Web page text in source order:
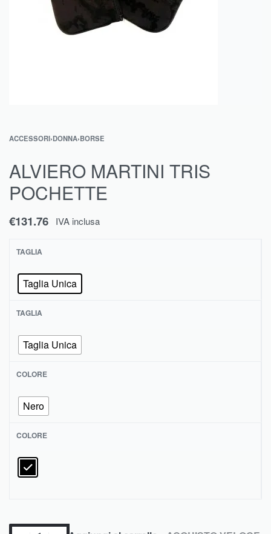
ACCESSORI›DONNA›BORSE
ALVIERO MARTINI TRIS
POCHETTE
€131.76 IVA inclusa
TAGLIA
Taglia Unica
TAGLIA
Taglia Unica
COLORE
Nero
COLORE